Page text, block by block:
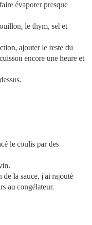
évaporer presque
le thym, sel et
ajouter le reste du
encore une heure et
le coulis par des
la sauce, j'ai rajouté
au congélateur.